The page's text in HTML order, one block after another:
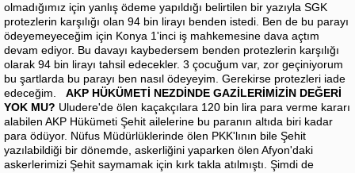
olmadığımız için yanlış ödeme yapıldığı belirtilen bir yazıyla SGK
protezlerin karşılığı olan 94 bin lirayı benden istedi. Ben de bu parayı
ödeyemeyeceğim için Konya 1'inci iş mahkemesine dava açtım
devam ediyor. Bu davayı kaybedersem benden protezlerin karşılığı
olarak 94 bin lirayı tahsil edecekler. 3 çocuğum var, zor geçiniyorum
bu şartlarda bu parayı ben nasıl ödeyeyim. Gerekirse protezleri iade
edeceğim. AKP HÜKÜMETİ NEZDİNDE GAZİLERİMİZİN DEĞERİ
YOK MU? Uludere'de ölen kaçakçılara 120 bin lira para verme kararı
alabilen AKP Hükümeti Şehit ailelerine bu paranın altıda biri kadar
para ödüyor. Nüfus Müdürlüklerinde ölen PKK'lının bile Şehit
yazılabildiği bir dönemde, askerliğini yaparken ölen Afyon'daki
askerlerimizi Şehit saymamak için kırk takla atılmıştı. Şimdi de